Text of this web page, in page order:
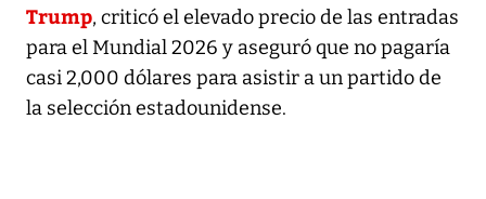
Trump, criticó el elevado precio de las entradas
para el Mundial 2026 y aseguró que no pagaría
casi 2,000 dólares para asistir a un partido de
la selección estadounidense.